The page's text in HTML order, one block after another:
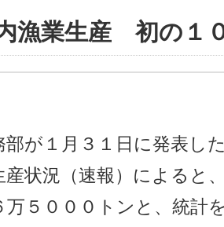
漁業生産 初の１
が１月３１日に発表し
産状況（速報）によると
万５０００トンと、統計